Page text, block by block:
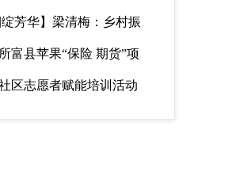
绽芳华】梁清梅：乡村振
富县苹果“保险 期货”项
区志愿者赋能培训活动